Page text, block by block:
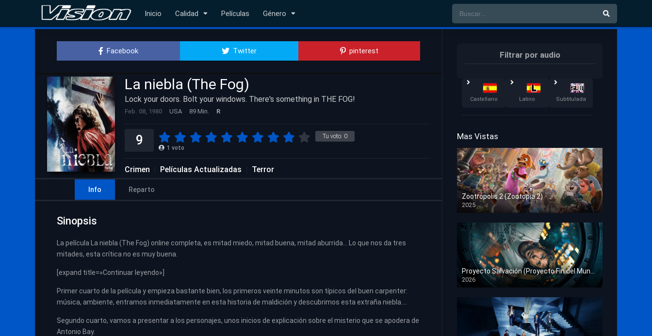
Inicio Calidad Películas Género
Facebook Twitter pinterest
La niebla (The Fog)
Lock your doors. Bolt your windows. There's something in THE FOG!
Feb. 08, 1980 USA 89 Min. R
Tu voto: 0
9 1 voto
Crimen Películas Actualizadas Terror
Info Reparto
Sinopsis
La película La niebla (The Fog) online completa, es mitad miedo, mitad buena, mitad aburrida… Lo que nos da tres
mitades, esta crítica no es muy buena.
[expand title=»Continuar leyendo»]
Primer cuarto de la película y empieza bastante bien, los primeros veinte minutos son típicos del buen carpenter:
música, ambiente, entramos inmediatamente en esta historia de maldición y descubrimos esta extraña niebla….
Segundo cuarto, vamos a presentar a los personajes, unos inicios de explicación sobre el misterio que se apodera de
Antonio Bay.
Filtrar por audio
Castellano Latino Subtitulada
Mas Vistas
Zootrópolis 2 (Zootopia 2)
2025
HD 1080p
Proyecto Salvación (Proyecto Fin del Mundo)
2026
HD 1080p